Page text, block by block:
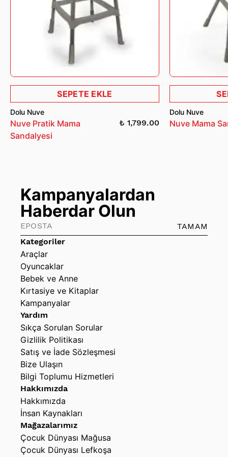
SEPETE EKLE
Dolu Nuve
Nuve Pratik Mama
Sandalyesi
₺ 1,799.00
Dolu Nuve
Nuve Mama
Kategoriler
Araçlar
Oyuncaklar
Bebek ve Anne
Kırtasiye ve Kitaplar
Kampanyalar
Yardım
Sıkça Sorulan Sorular
Gizlilik Politikası
Satış ve İade Sözleşmesi
Bize Ulaşın
Bilgi Toplumu Hizmetleri
Hakkımızda
Hakkımızda
İnsan Kaynakları
Mağazalarımız
Çocuk Dünyası Mağusa
Çocuk Dünyası Lefkoşa
Kampanyalardan
Haberdar Olun
TAMAM